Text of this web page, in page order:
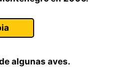
algunas aves.